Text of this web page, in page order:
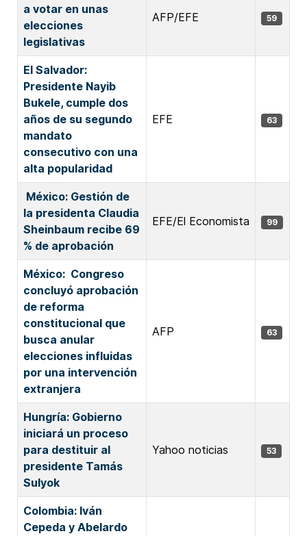
a votar en unas
elecciones
legislativas
AFP/EFE 59
El Salvador:
Presidente Nayib
Bukele, cumple dos
años de su segundo
mandato
consecutivo con una
alta popularidad
EFE 63
México: Gestión de
la presidenta Claudia
Sheinbaum recibe 69
% de aprobación
EFE/El Economista 99
México: Congreso
concluyó aprobación
de reforma
constitucional que
busca anular
elecciones influidas
por una intervención
extranjera
AFP 63
Hungría: Gobierno
iniciará un proceso
para destituir al
presidente Tamás
Sulyok
Yahoo noticias 53
Colombia: Iván
Cepeda y Abelardo